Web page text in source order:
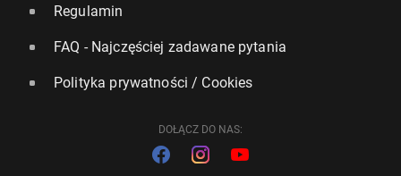
Regulamin
FAQ - Najczęściej zadawane pytania
Polityka prywatności / Cookies
DOŁĄCZ DO NAS: